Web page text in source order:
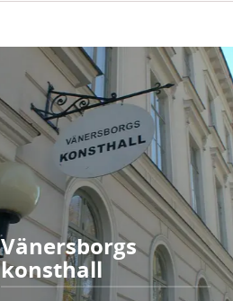
Vänersborgs
konsthall